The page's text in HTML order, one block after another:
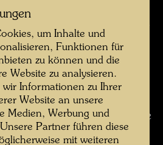
lassend malen, was mir
Das muß schrecklich sein,
Malen dreinredet. Ich bin
so wie die Maler früherer
dem Zwang eine Tugend
noch schöner malen
ich wenige Winterbilder,
Farben leuchten, solange
Weiß anhält.
um Inhalte und
Funktionen für
zu können und die
Website zu analysieren.
wir Informationen zu Ihrer
Website an unsere
Medien, Werbung und
Partner führen diese
mit weiteren